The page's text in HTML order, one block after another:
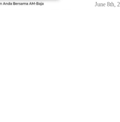
June 8th,